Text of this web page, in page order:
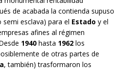
de acabada la contienda supuso
esclava) para el Estado y el
afines al régimen
1940 hasta 1962 los
de otras partes de
, también) trasformaron los